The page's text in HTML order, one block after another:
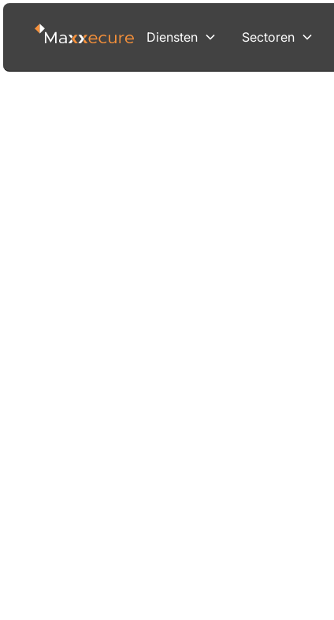
Diensten Sectoren